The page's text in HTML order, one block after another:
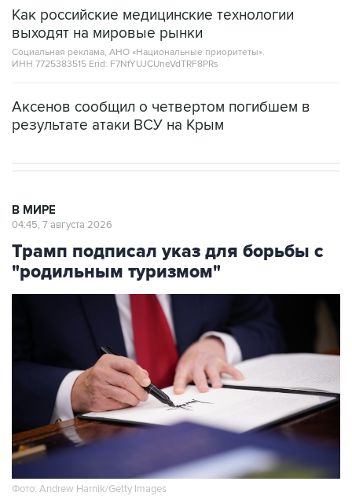
Социальная реклама, АНО «Национальные приоритеты».
ИНН 7725383515 Erid: F7NfYUJCUneVdTRF8PRs
Трамп подписал указ для борьбы с
"родильным туризмом"
Фото: Andrew Harnik/Getty Images
Москва. 7 августа. INTERFAX.RU - Президент